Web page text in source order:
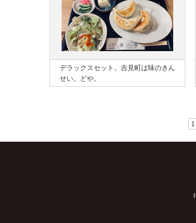
デラックスセット。吉見町は味のきん
せい。どや。